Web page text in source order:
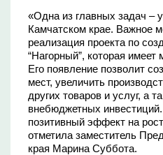
«Одна из главных задач –
Камчатском крае. Важное
реализация проекта по
“Нагорный”, которая
Его появление позволит
мест, увеличить
других товаров и услуг, а
внебюджетных
позитивный эффект на
отметила заместитель
края Марина Суббота.